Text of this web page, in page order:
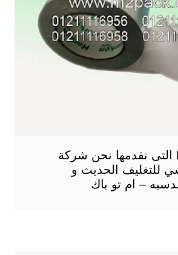
مادة PP / PS التى نقدمها نحن شركة
للتغليف الحديث و
– ام تو باك